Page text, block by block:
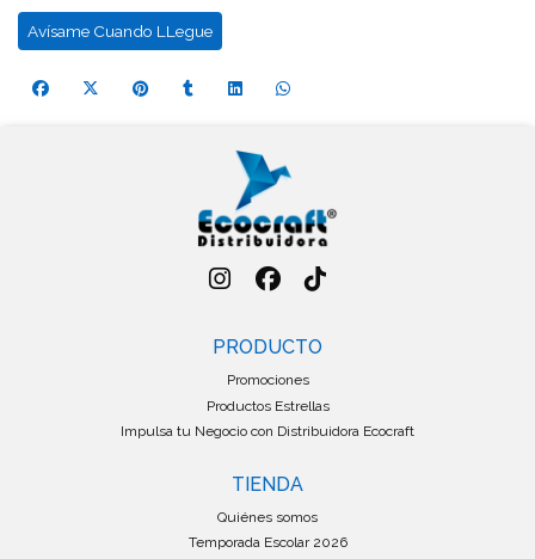
Avísame Cuando LLegue
PRODUCTO
Promociones
Productos Estrellas
Impulsa tu Negocio con Distribuidora Ecocraft
TIENDA
Quiénes somos
Temporada Escolar 2026